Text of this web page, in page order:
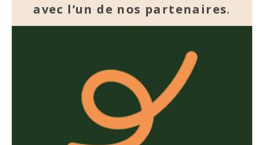
avec l’un de nos partenaires.